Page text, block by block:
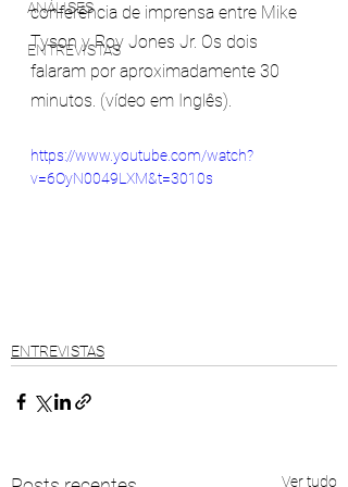
ANÁLISES
ENTREVISTAS
conferência de imprensa entre Mike
Tyson y Roy Jones Jr. Os dois
falaram por aproximadamente 30
minutos. (vídeo em Inglês).
https://www.youtube.com/watch?
v=6OyN0049LXM&t=3010s
ENTREVISTAS
Ver tudo